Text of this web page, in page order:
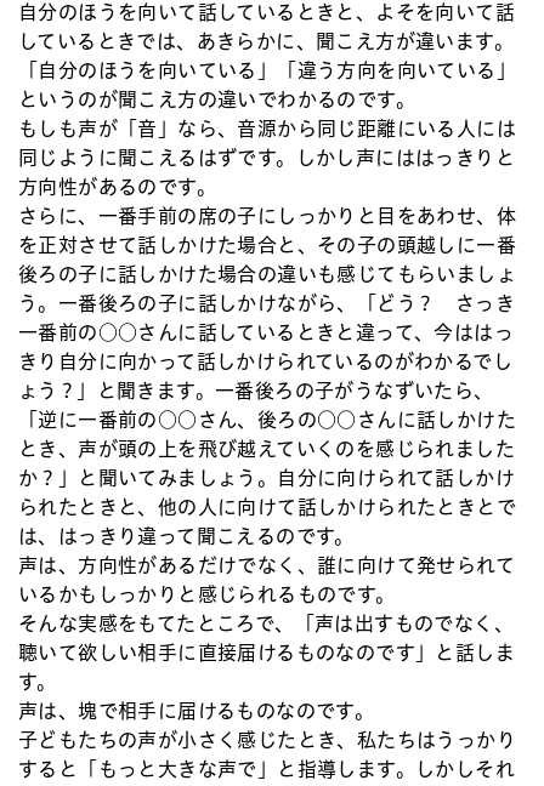
自分のほうを向いて話しているときと、よそを向いて話
しているときでは、あきらかに、聞こえ方が違います。
「自分のほうを向いている」「違う方向を向いている」
というのが聞こえ方の違いでわかるのです。
もしも声が「音」なら、音源から同じ距離にいる人には
同じように聞こえるはずです。しかし声にははっきりと
方向性があるのです。
さらに、一番手前の席の子にしっかりと目をあわせ、体
を正対させて話しかけた場合と、その子の頭越しに一番
後ろの子に話しかけた場合の違いも感じてもらいましょ
う。一番後ろの子に話しかけながら、「どう？ さっき
一番前の○○さんに話しているときと違って、今ははっ
きり自分に向かって話しかけられているのがわかるでし
ょう？」と聞きます。一番後ろの子がうなずいたら、
「逆に一番前の○○さん、後ろの○○さんに話しかけた
とき、声が頭の上を飛び越えていくのを感じられました
か？」と聞いてみましょう。自分に向けられて話しかけ
られたときと、他の人に向けて話しかけられたときとで
は、はっきり違って聞こえるのです。
声は、方向性があるだけでなく、誰に向けて発せられて
いるかもしっかりと感じられるものです。
そんな実感をもてたところで、「声は出すものでなく、
聴いて欲しい相手に直接届けるものなのです」と話しま
す。
声は、塊で相手に届けるものなのです。
子どもたちの声が小さく感じたとき、私たちはうっかり
すると「もっと大きな声で」と指導します。しかしそれ